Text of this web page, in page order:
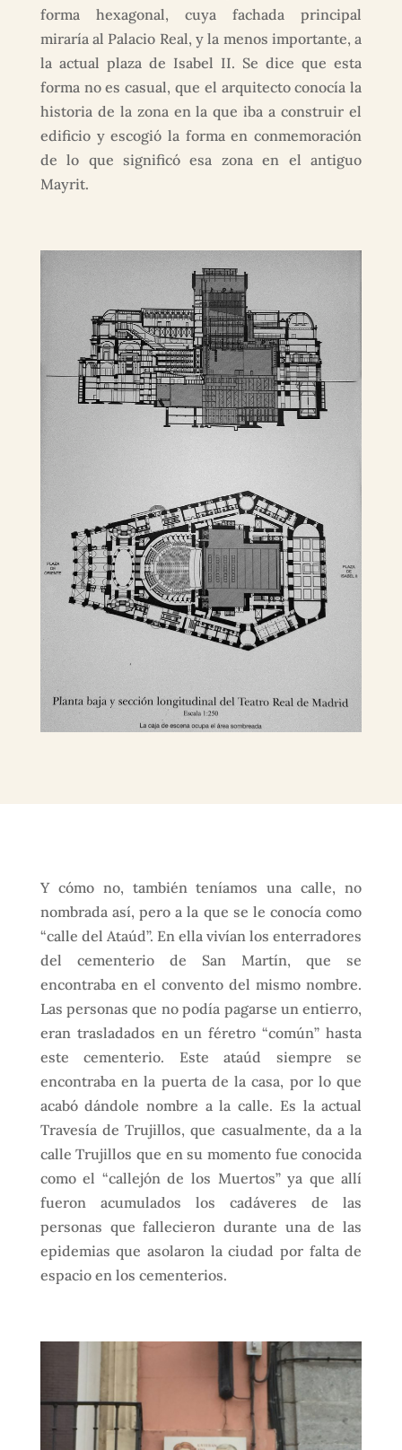
forma hexagonal, cuya fachada principal
miraría al Palacio Real, y la menos importante, a
la actual plaza de Isabel II. Se dice que esta
forma no es casual, que el arquitecto conocía la
historia de la zona en la que iba a construir el
edificio y escogió la forma en conmemoración
de lo que significó esa zona en el antiguo
Mayrit.
Y cómo no, también teníamos una calle, no
nombrada así, pero a la que se le conocía como
“calle del Ataúd”. En ella vivían los enterradores
del cementerio de San Martín, que se
encontraba en el convento del mismo nombre.
Las personas que no podía pagarse un entierro,
eran trasladados en un féretro “común” hasta
este cementerio. Este ataúd siempre se
encontraba en la puerta de la casa, por lo que
acabó dándole nombre a la calle. Es la actual
Travesía de Trujillos, que casualmente, da a la
calle Trujillos que en su momento fue conocida
como el “callejón de los Muertos” ya que allí
fueron acumulados los cadáveres de las
personas que fallecieron durante una de las
epidemias que asolaron la ciudad por falta de
espacio en los cementerios.